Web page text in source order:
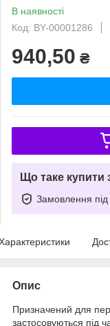
В наявності
Код: BY-00001286
940,50 ₴
Що таке купити
Замовлення під
Опис
Призначений для
застосовуються під